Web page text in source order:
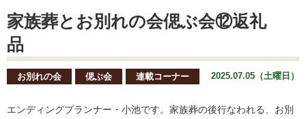
家族葬とお別れの会偲ぶ会⑫返礼
品
お別れの会 偲ぶ会 連載コーナー 2025.07.05（土曜日）
エンディングプランナー・小池です。家族葬の後行なわれる、お別